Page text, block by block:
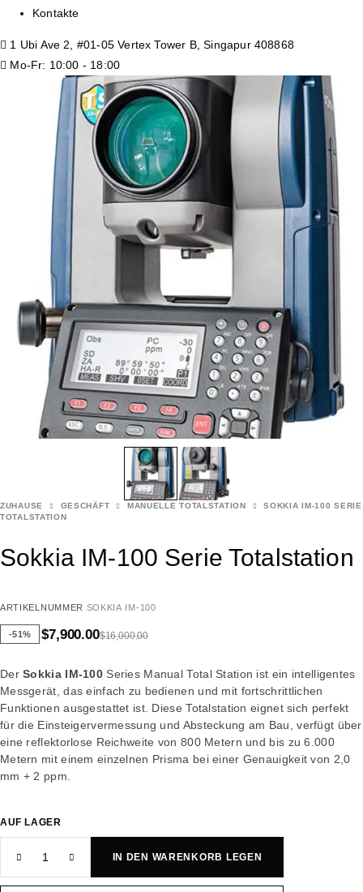
Kontakte
1 Ubi Ave 2, #01-05 Vertex Tower B, Singapur 408868
Mo-Fr: 10:00 - 18:00
ZUHAUSE GESCHÄFT MANUELLE TOTALSTATION
SOKKIA IM-100 SERIE
TOTALSTATION
Sokkia IM-100 Serie Totalstation
ARTIKELNUMMER SOKKIA IM-100
-51% $16,000.00
$7,900.00
DerSokkia IM-100Series Manual Total Station ist ein intelligentes
Messgerät, das einfach zu bedienen und mit fortschrittlichen
Funktionen ausgestattet ist. Diese Totalstation eignet sich perfekt
für die Einsteigervermessung und Absteckung am Bau, verfügt über
eine reflektorlose Reichweite von 800 Metern und bis zu 6.000
Metern mit einem einzelnen Prisma bei einer Genauigkeit von 2,0
mm + 2 ppm.
AUF LAGER
IN DEN WARENKORB LEGEN